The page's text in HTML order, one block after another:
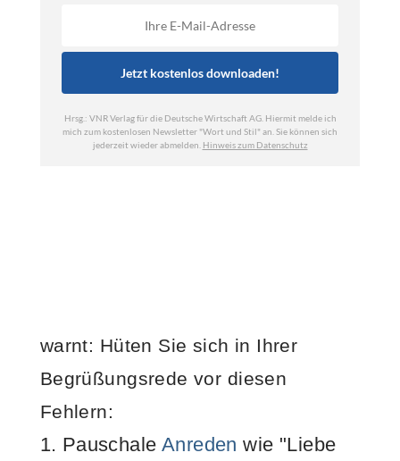
warnt: Hüten Sie sich in Ihrer
Begrüßungsrede vor diesen
Fehlern:
Pauschale Anreden wie "Liebe